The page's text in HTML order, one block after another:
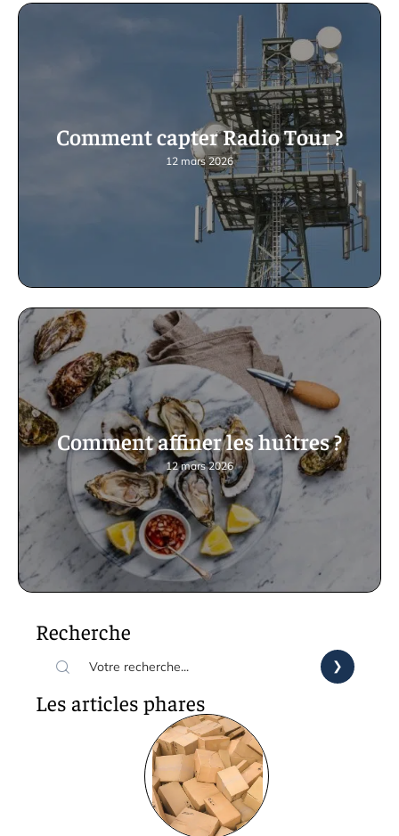
Comment capter Radio Tour ?
12 mars 2026
Comment affiner les huîtres ?
12 mars 2026
Recherche
Les articles phares